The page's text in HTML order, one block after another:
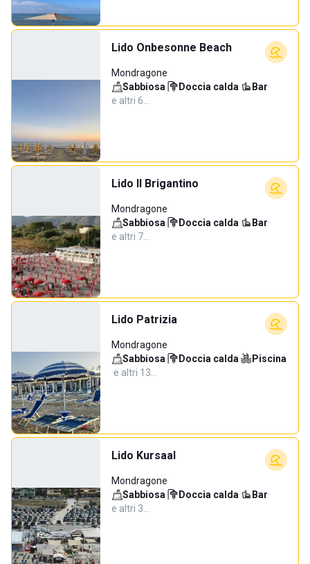
Lido Onbesonne Beach
Mondragone
Sabbiosa· Doccia calda· Bar·
e altri 6…
Lido Il Brigantino
Mondragone
Sabbiosa· Doccia calda· Bar·
e altri 7…
Lido Patrizia
Mondragone
Sabbiosa· Doccia calda·
Piscina
·e altri 13…
Lido Kursaal
Mondragone
Sabbiosa· Doccia calda· Bar·
e altri 3…